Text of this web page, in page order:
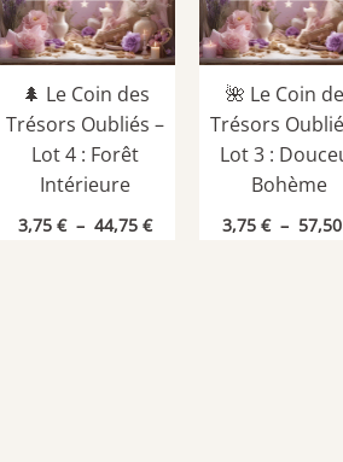
🌲 Le Coin des
Trésors Oubliés –
Lot 4 : Forêt
Intérieure
3,75€ – 44,75€Plage
🌺 Le Coin
Trésors
Lot 3 :
Bohème
3,75€ –